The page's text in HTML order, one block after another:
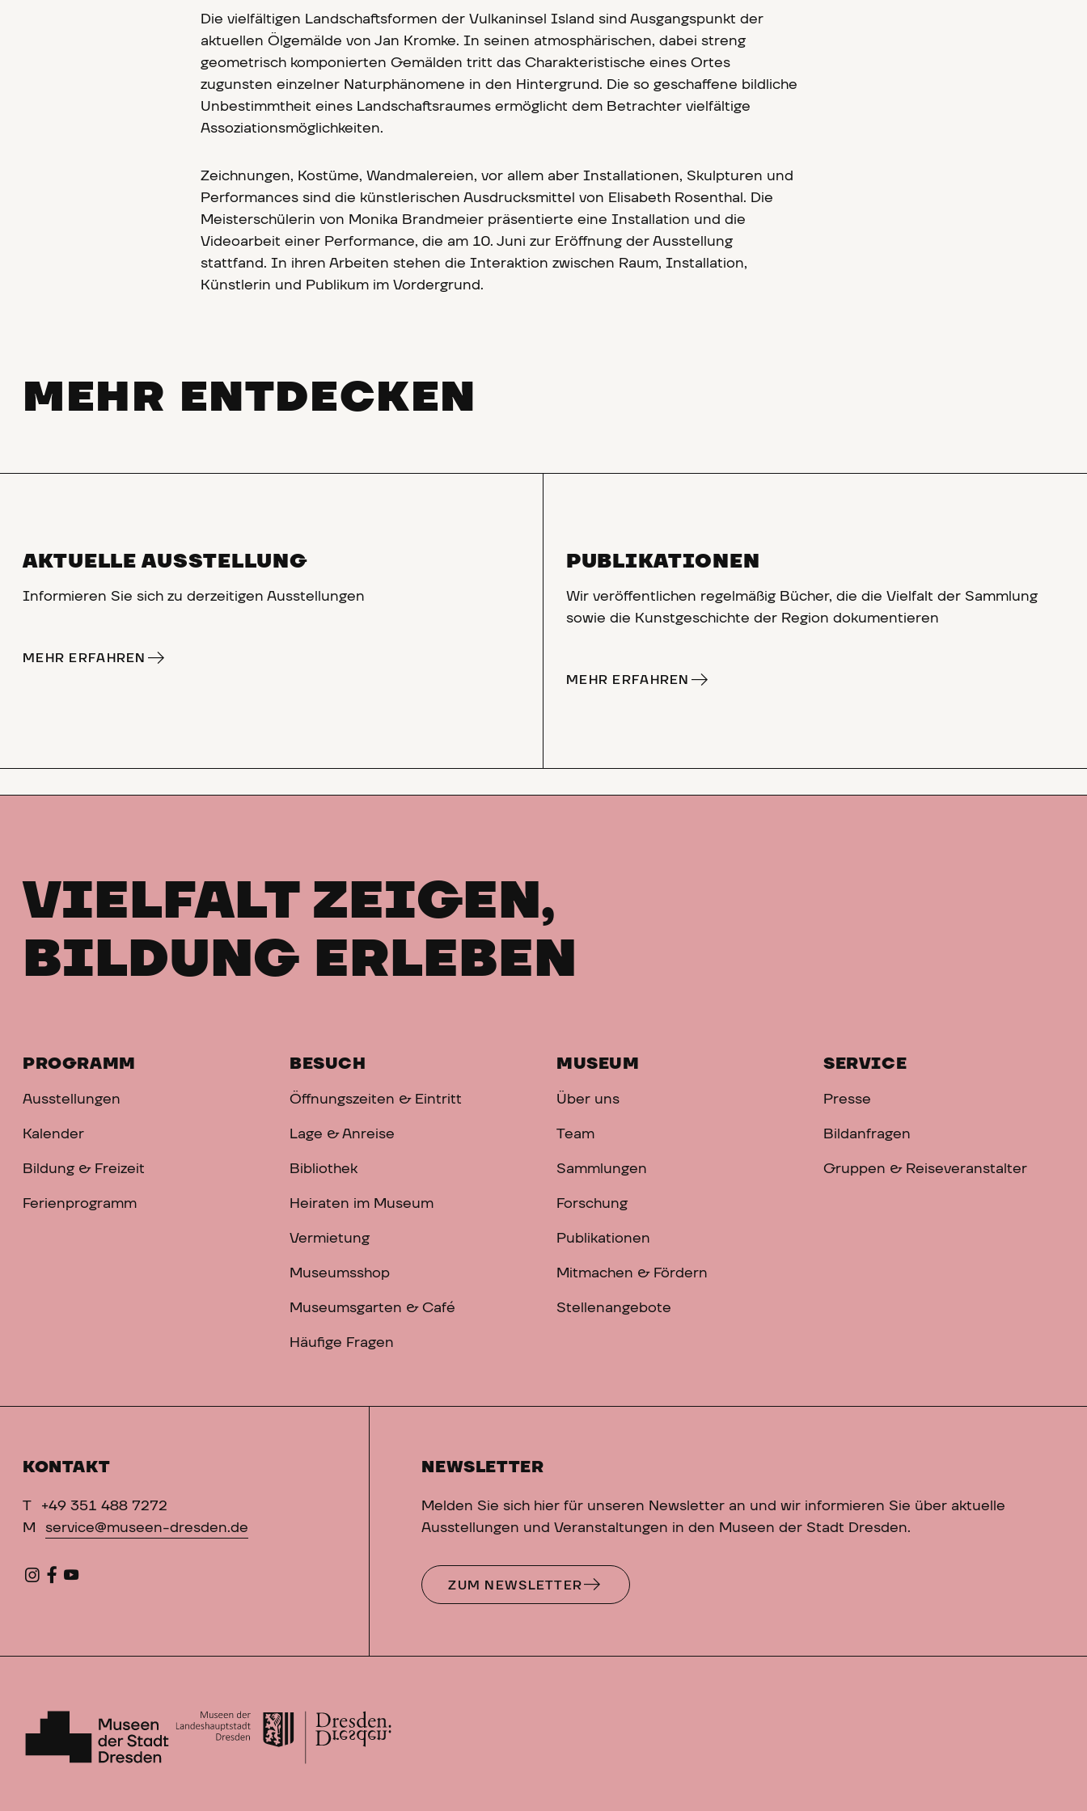
Die vielfältigen Landschaftsformen der Vulkaninsel Island sind Ausgangspunkt der
aktuellen Ölgemälde von Jan Kromke. In seinen atmosphärischen, dabei streng
geometrisch komponierten Gemälden tritt das Charakteristische eines Ortes
zugunsten einzelner Naturphänomene in den Hintergrund. Die so geschaffene bildliche
Unbestimmtheit eines Landschaftsraumes ermöglicht dem Betrachter vielfältige
Assoziationsmöglichkeiten.
Zeichnungen, Kostüme, Wandmalereien, vor allem aber Installationen, Skulpturen und
Performances sind die künstlerischen Ausdrucksmittel von Elisabeth Rosenthal. Die
Meisterschülerin von Monika Brandmeier präsentierte eine Installation und die
Videoarbeit einer Performance, die am 10. Juni zur Eröffnung der Ausstellung
stattfand. In ihren Arbeiten stehen die Interaktion zwischen Raum, Installation,
Künstlerin und Publikum im Vordergrund.
MEHR ENTDECKEN
AKTUELLE AUSSTELLUNG
Informieren Sie sich zu derzeitigen Ausstellungen
MEHR ERFAHREN
PUBLIKATIONEN
Wir veröffentlichen regelmäßig Bücher, die die Vielfalt der Sammlung
sowie die Kunstgeschichte der Region dokumentieren
MEHR ERFAHREN
VIELFALT ZEIGEN,
BILDUNG ERLEBEN
PROGRAMM
Ausstellungen
Kalender
Bildung & Freizeit
Ferienprogramm
BESUCH
Öffnungszeiten & Eintritt
Lage & Anreise
Bibliothek
Heiraten im Museum
Vermietung
Museumsshop
Museumsgarten & Café
Häufige Fragen
MUSEUM
Über uns
Team
Sammlungen
Forschung
Publikationen
Mitmachen & Fördern
Stellenangebote
SERVICE
Presse
Bildanfragen
Gruppen & Reiseveranstalter
KONTAKT
T
+49 351 488 7272
M
service@museen-dresden.de
NEWSLETTER
Melden Sie sich hier für unseren Newsletter an und wir informieren Sie über aktuelle
Ausstellungen und Veranstaltungen in den Museen der Stadt Dresden.
ZUM NEWSLETTER